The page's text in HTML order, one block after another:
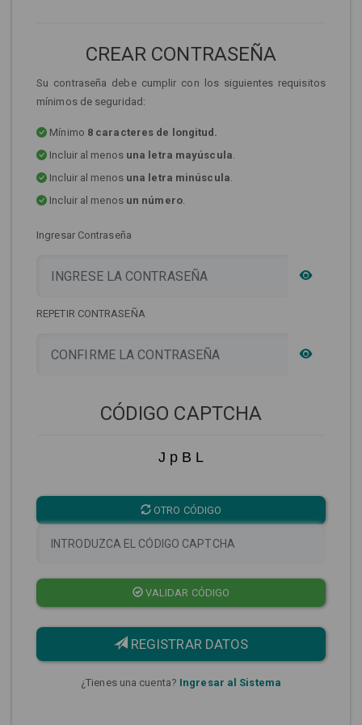
CREAR CONTRASEÑA
Su contraseña debe cumplir con los siguientes requisitos
mínimos de seguridad:
Mínimo 8 caracteres de longitud.
Incluir al menos una letra mayúscula.
Incluir al menos una letra minúscula.
Incluir al menos un número.
Ingresar Contraseña
REPETIR CONTRASEÑA
CÓDIGO CAPTCHA
J p B L
OTRO CÓDIGO
VALIDAR CÓDIGO
REGISTRAR DATOS
¿Tienes una cuenta? Ingresar al Sistema